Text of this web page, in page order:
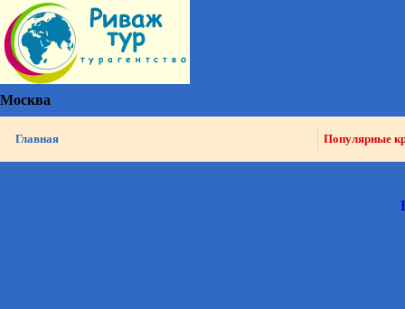
Москва
Главная Популярные